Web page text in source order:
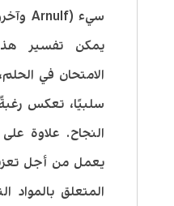
سيء (Arnulf
يمكن تفسير
الامتحان في
سلبيًا، تعكس
النجاح. علاوة
يعمل من أجل
المتعلق بالمواد